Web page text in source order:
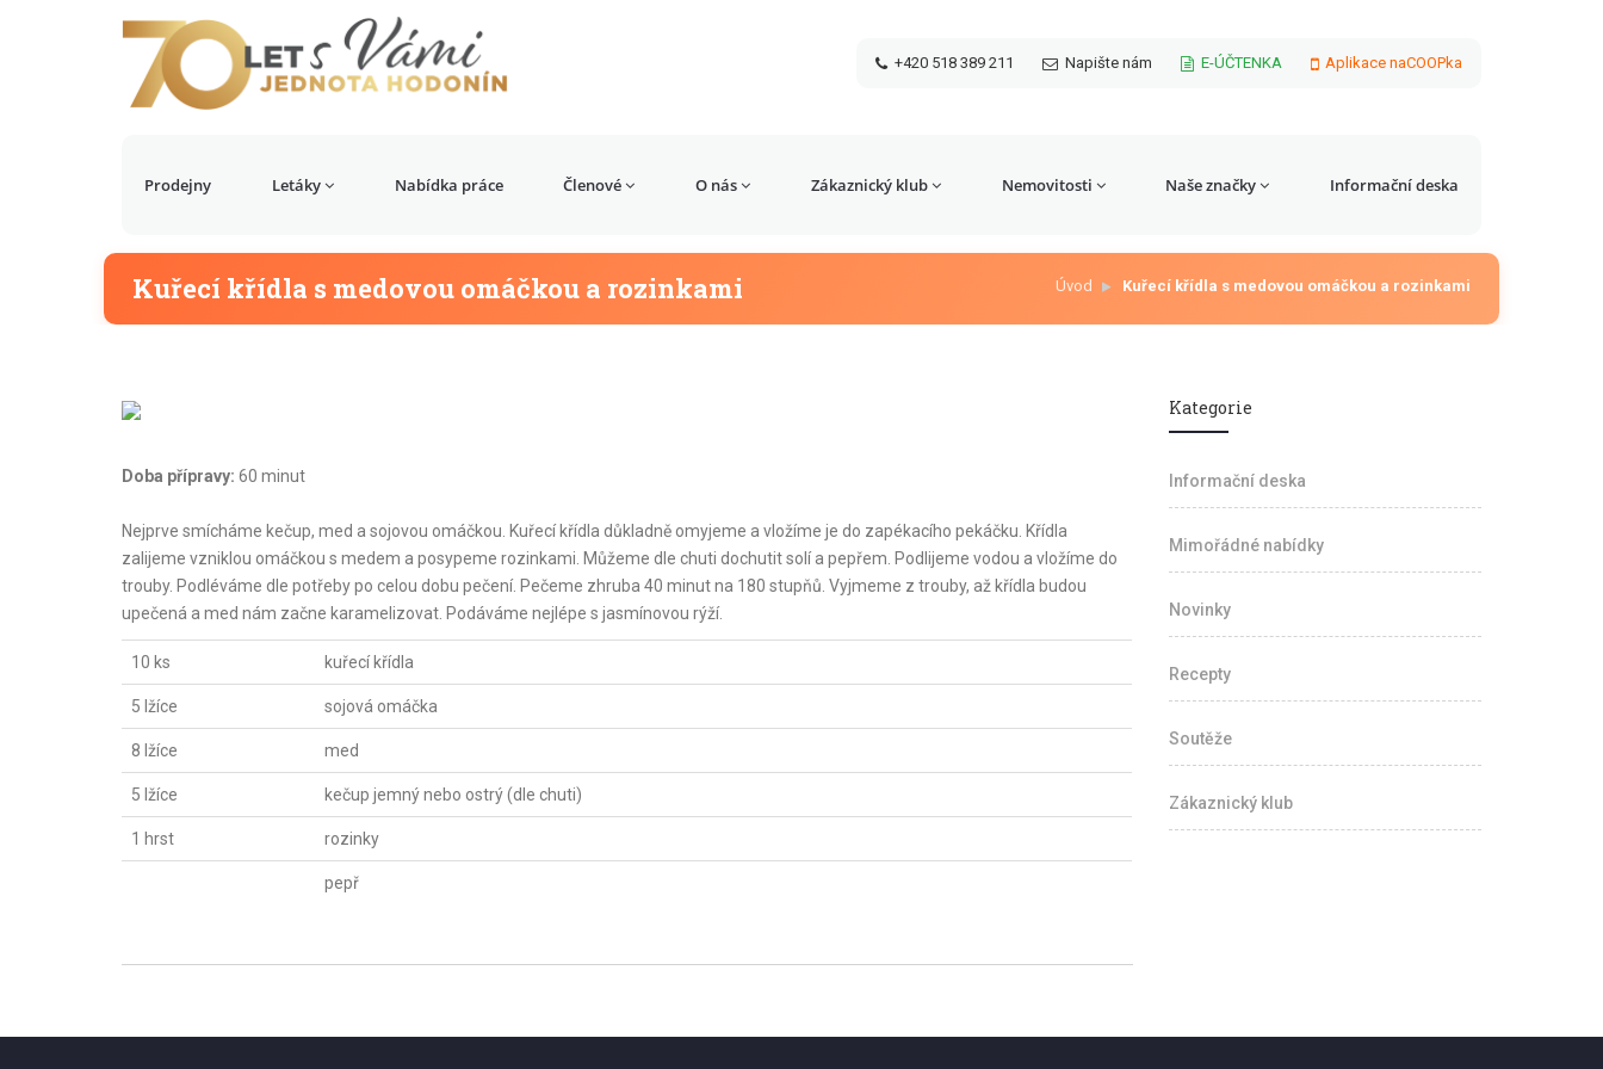
+420 518 389 211 Napište nám E-ÚČTENKA Aplikace naCOOPka
Prodejny Letáky Nabídka práce Členové O nás Zákaznický klub Nemovitosti Naše značky Informační deska
Kuřecí křídla s medovou omáčkou a rozinkami Úvod Kuřecí křídla s medovou omáčkou a rozinkami
Doba přípravy: 60 minut
Nejprve smícháme kečup, med a sojovou omáčkou. Kuřecí křídla důkladně omyjeme a vložíme je do zapékacího pekáčku. Křídla
zalijeme vzniklou omáčkou s medem a posypeme rozinkami. Můžeme dle chuti dochutit solí a pepřem. Podlijeme vodou a vložíme do
trouby. Podléváme dle potřeby po celou dobu pečení. Pečeme zhruba 40 minut na 180 stupňů. Vyjmeme z trouby, až křídla budou
upečená a med nám začne karamelizovat. Podáváme nejlépe s jasmínovou rýží.
10 ks kuřecí křídla
5 lžíce sojová omáčka
8 lžíce med
5 lžíce kečup jemný nebo ostrý (dle chuti)
1 hrst rozinky
pepř
Kategorie
Informační deska
Mimořádné nabídky
Novinky
Recepty
Soutěže
Zákaznický klub